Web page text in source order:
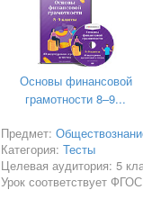
2)Чтобы стать
3)Чтобы получать и
Задание 2
Ключ оценивания.
Основы финансовой
грамотности 8–9...
Предмет:
Категория: Тесты
Целевая аудитория: 5
Урок соответствует ФГОС